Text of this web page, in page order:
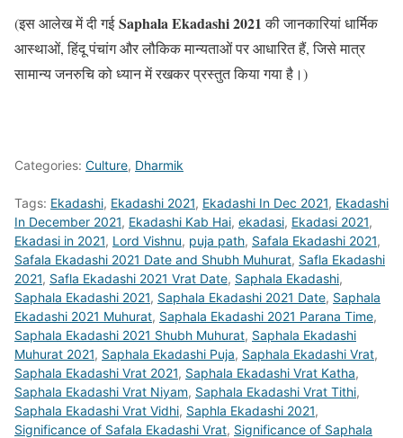
(इस आलेख में दी गईSaphala Ekadashi 2021की जानकारियां धार्मिक
आस्थाओं, हिंदू पंचांग और लौकिक मान्यताओं पर आधारित हैं, जिसे मात्र
सामान्य जनरुचि को ध्यान में रखकर प्रस्तुत किया गया है।)
Categories: Culture, Dharmik
Tags: Ekadashi, Ekadashi 2021, Ekadashi In Dec 2021, Ekadashi
In December 2021, Ekadashi Kab Hai, ekadasi, Ekadasi 2021,
Ekadasi in 2021, Lord Vishnu, puja path, Safala Ekadashi 2021,
Safala Ekadashi 2021 Date and Shubh Muhurat, Safla Ekadashi
2021, Safla Ekadashi 2021 Vrat Date, Saphala Ekadashi,
Saphala Ekadashi 2021, Saphala Ekadashi 2021 Date, Saphala
Ekadashi 2021 Muhurat, Saphala Ekadashi 2021 Parana Time,
Saphala Ekadashi 2021 Shubh Muhurat, Saphala Ekadashi
Muhurat 2021, Saphala Ekadashi Puja, Saphala Ekadashi Vrat,
Saphala Ekadashi Vrat 2021, Saphala Ekadashi Vrat Katha,
Saphala Ekadashi Vrat Niyam, Saphala Ekadashi Vrat Tithi,
Saphala Ekadashi Vrat Vidhi, Saphla Ekadashi 2021,
Significance of Safala Ekadashi Vrat, Significance of Saphala